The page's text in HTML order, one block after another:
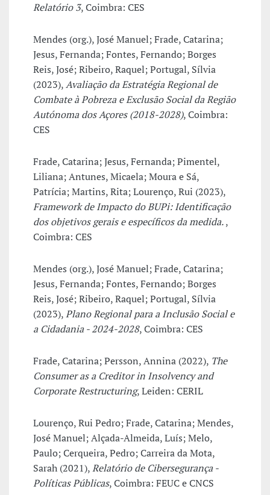
Relatório 3, Coimbra: CES
Mendes (org.), José Manuel; Frade, Catarina;
Jesus, Fernanda; Fontes, Fernando; Borges
Reis, José; Ribeiro, Raquel; Portugal, Sílvia
(2023),Avaliação da Estratégia Regional de
Combate à Pobreza e Exclusão Social da Região
Autónoma dos Açores (2018-2028), Coimbra:
CES
Frade, Catarina; Jesus, Fernanda; Pimentel,
Liliana; Antunes, Micaela; Moura e Sá,
Patrícia; Martins, Rita; Lourenço, Rui (2023),
Framework de Impacto do BUPi: Identificação
dos objetivos gerais e específicos da medida.,
Coimbra: CES
Mendes (org.), José Manuel; Frade, Catarina;
Jesus, Fernanda; Fontes, Fernando; Borges
Reis, José; Ribeiro, Raquel; Portugal, Sílvia
(2023),Plano Regional para a Inclusão Social e
a Cidadania - 2024-2028, Coimbra: CES
Frade, Catarina; Persson, Annina (2022), The
Consumer as a Creditor in Insolvency and
Corporate Restructuring, Leiden: CERIL
Lourenço, Rui Pedro; Frade, Catarina; Mendes,
José Manuel; Alçada-Almeida, Luís; Melo,
Paulo; Cerqueira, Pedro; Carreira da Mota,
Sarah (2021),Relatório de Cibersegurança -
Políticas Públicas, Coimbra: FEUC e CNCS